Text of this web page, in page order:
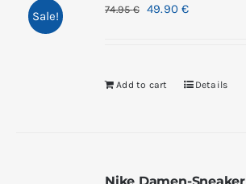
Sale! 74.95€ 49.90€
Add to cart Details